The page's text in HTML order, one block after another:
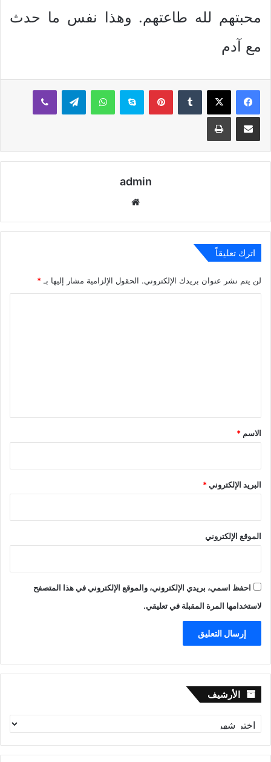
محبتهم لله طاعتهم. وهذا نفس ما حدث
مع آدم
بينتيريستسكايب واتساب تيلقرام ڤايبر
مشاركة عبر البريد طباعة
admin
اترك تعليقاً
لن يتم نشر عنوان بريدك الإلكتروني. الحقول الإلزامية مشار إليها بـ *
*
الاسم *
البريد الإلكتروني*
الموقع الإلكتروني
احفظ اسمي، بريدي الإلكتروني، والموقع الإلكتروني في هذا المتصفح
لاستخدامها المرة المقبلة في تعليقي.
الأرشيف الأرشيف